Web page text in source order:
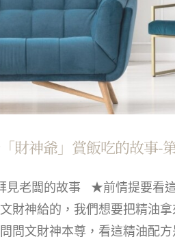
財神爺」賞飯吃的故事-
見老闆的故事 ★前情提要看
財神給的，我們想要把精油
問文財神本尊，看這精油